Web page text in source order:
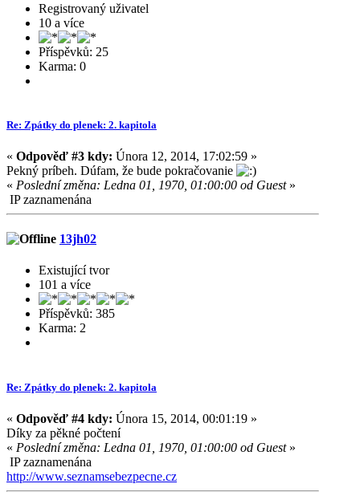
Registrovaný uživatel
10 a více
Příspěvků: 25
Karma: 0
Re: Zpátky do plenek: 2. kapitola
« Odpověď #3 kdy: Února 12, 2014, 17:02:59 »
Pekný príbeh. Dúfam, že bude pokračovanie
« Poslední změna: Ledna 01, 1970, 01:00:00 od Guest»
IP zaznamenána
13jh02
Existující tvor
101 a více
Příspěvků: 385
Karma: 2
Re: Zpátky do plenek: 2. kapitola
« Odpověď #4 kdy: Února 15, 2014, 00:01:19 »
Díky za pěkné počtení
« Poslední změna: Ledna 01, 1970, 01:00:00 od Guest»
IP zaznamenána
http://www.seznamsebezpecne.cz